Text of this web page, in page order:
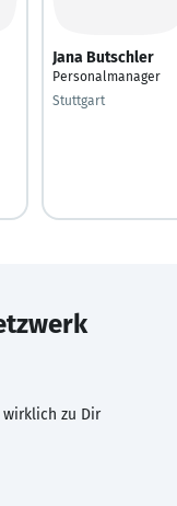
Jana Butschler
Personalmanager
Stuttgart
wirklich zu Dir